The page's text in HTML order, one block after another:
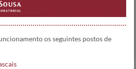
RAST-Milho (Zea mays) (f8)
os seguintes postos de